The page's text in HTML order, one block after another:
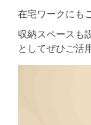
在宅ワークにも
収納スペースも
としてぜひご活